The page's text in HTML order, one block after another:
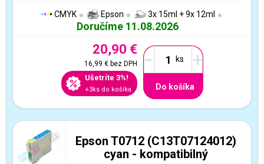
CMYK Epson 3x 15ml + 9x 12ml
Doručíme 11.08.2026
20,90 €
16,99 €bez DPH
Ušetríte 3%!
+3ks do košíka
- +
Do košíka
Epson T0712 (C13T07124012)
cyan - kompatibilný